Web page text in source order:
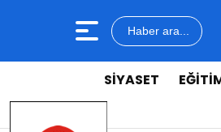
Haber ara...
SİYASET